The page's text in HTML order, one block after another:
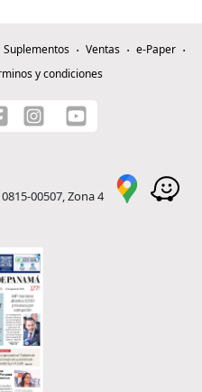
Suplementos Ventas
e-Paper
y condiciones
00507, Zona 4